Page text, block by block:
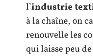
l’industrie
à la chaîne, on
renouvelle les
qui laisse peu